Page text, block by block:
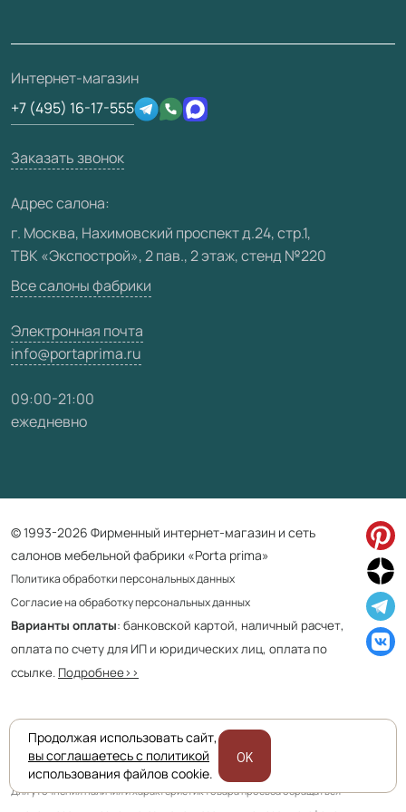
Отзывы клиентов
Техническая информация
Юридическая информация
Скачать материалы
3D-модели
О фабрике
Сертификаты
Производство
Вакансии
Видео
Карта сайта
Интернет-магазин
+7 (495) 16-17-555
Заказать звонок
Адрес салона:
г. Москва, Нахимовский проспект д.24, стр.1,
ТВК «Экспострой», 2 пав., 2 этаж, стенд №220
Все салоны фабрики
Электронная почта
info@portaprima.ru
09:00-21:00
ежедневно
© 1993-2026 Фирменный интернет-магазин и сеть
салонов мебельной фабрики «Porta prima»
Политика обработки персональных данных
Согласие на обработку персональных данных
Варианты оплаты: банковской картой, наличный расчет,
оплата по счету для ИП и юридических лиц, оплата по
ссылке. Подробнее>>
Приведенная на сайте информация не является публичной офертой
и носит информационно ознакомительный характер.
Для уточнения наличия и характеристик товара просьба обращаться
Продолжая использовать сайт,
вы соглашаетесь с политикой
использования файлов cookie.
OK